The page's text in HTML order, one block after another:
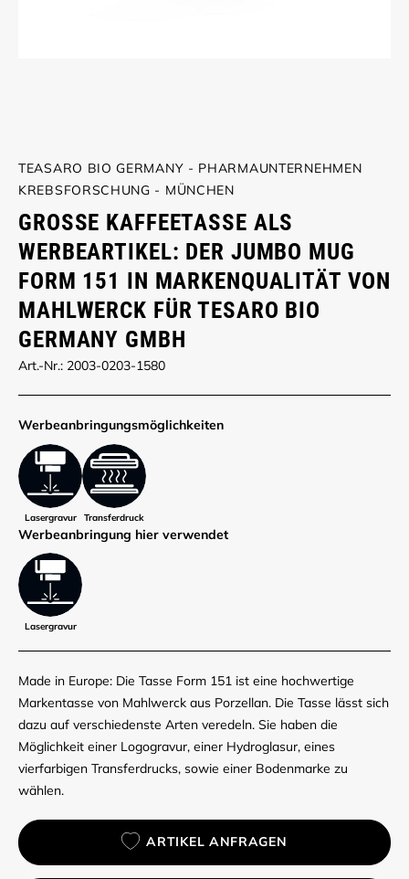
TEASARO BIO GERMANY - PHARMAUNTERNEHMEN
KREBSFORSCHUNG - MÜNCHEN
GROSSE KAFFEETASSE ALS W
ERBEARTIKEL: DER JUMBO MUG F
ORM 151 IN MARKENQUALITÄT VON M
AHLWERCK FÜR TESARO BIO G
ERMANY GMBH
Art.-Nr.: 2003-0203-1580
Werbe­anbringungs­möglich­keiten
Lasergravur Transferdruck
Werbe­anbringung hier verwendet
Lasergravur
Made in Europe: Die Tasse Form 151 ist eine hochwertige
Markentasse von Mahlwerck aus Porzellan. Die Tasse lässt sich
dazu auf verschiedenste Arten veredeln. Sie haben die
Möglichkeit einer Logogravur, einer Hydroglasur, eines
vierfarbigen Transferdrucks, sowie einer Bodenmarke zu
wählen.
ARTIKEL ANFRAGEN